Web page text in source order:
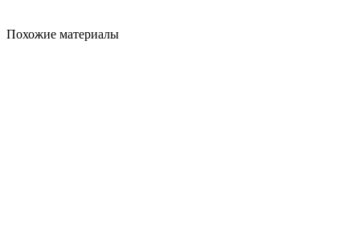
Похожие материалы